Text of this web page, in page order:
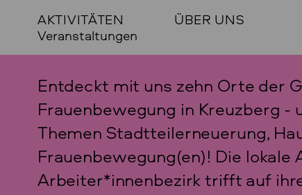
AKTIVITÄTEN
Veranstaltungen
ÜBER UNS
Entdeckt mit uns zehn Orte der
Frauenbewegung in Kreuzberg
Themen Stadtteilerneuerung,
Frauenbewegung(en)! Die
Arbeiter*innenbezirk trifft auf